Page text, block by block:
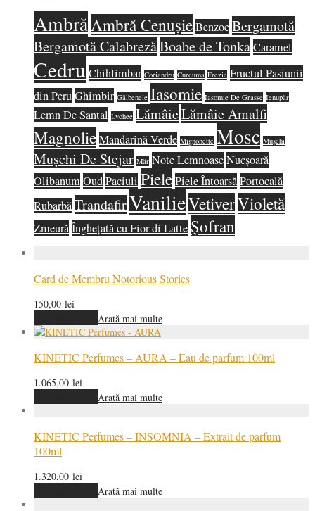
AmbrăAmbră CenușieBenzoeBergamotă
Bergamotă CalabrezăBoabe de TonkaCaramel
Cedru Chihlimbar Coriandru Curcuma Frezie Fructul Pasiunii
din PeruGhimbir Gălbenele Iasomie Iasomie De Grasse Ienupăr
Lemn De Santal Lychee LămâieLămâie Amalfi
MagnolieMandarină Verde Mignonette Mosc Mușchi
Mușchi De Stejar Măr Note LemnoaseNucșoară
OlibanumOudPaciuli PielePiele ÎntoarsăPortocală
RubarbăTrandafirVanilieVetiverVioletă
ZmeurăÎnghețată cu Fior di Latte Șofran
Card de Membru Notorious Stories
150,00 lei
Arată mai multe
KINETIC Perfumes – AURA – Eau de parfum 100ml
1.065,00 lei
Arată mai multe
KINETIC Perfumes – INSOMNIA – Extrait de parfum
100ml
1.320,00 lei
Arată mai multe